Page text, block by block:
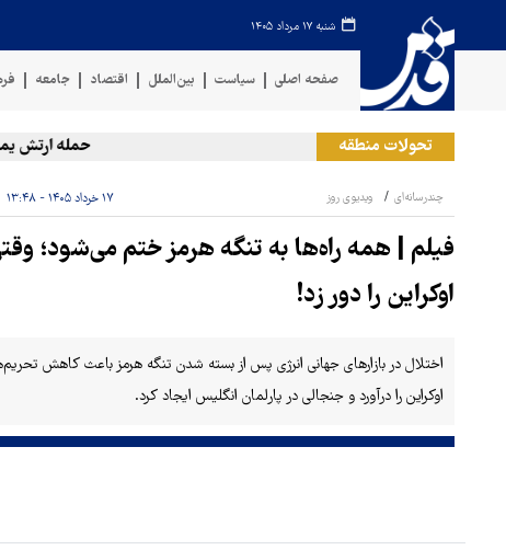
شنبه ۱۷ مرداد ۱۴۰۵
صفحه اصلی سیاست بین‌الملل اقتصاد جامعه
تحولات منطقه حمله ارتش
چندرسانه‌ای ویدیوی روز ۱۷ خرداد ۱۴۰۵ - ۱۳:۴۸
فیلم | همه‌ راه‌ها به تنگه هرمز ختم می‌شود؛
اوکراین را دور زد!
اختلال در بازارهای جهانی انرژی پس از بسته شدن تنگه هرمز باعث کاهش
اوکراین را درآورد و جنجالی در پارلمان انگلیس ایجاد کرد.